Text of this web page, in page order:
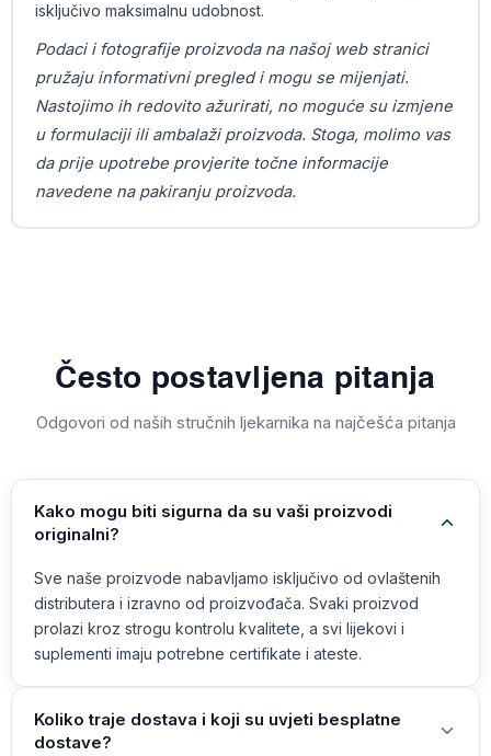
isključivo maksimalnu udobnost.
Podaci i fotografije proizvoda na našoj web stranici
pružaju informativni pregled i mogu se mijenjati.
Nastojimo ih redovito ažurirati, no moguće su izmjene
u formulaciji ili ambalaži proizvoda. Stoga, molimo vas
da prije upotrebe provjerite točne informacije
navedene na pakiranju proizvoda.
Često postavljena pitanja
Odgovori od naših stručnih ljekarnika na najčešća pitanja
Kako mogu biti sigurna da su vaši proizvodi
originalni?
Sve naše proizvode nabavljamo isključivo od ovlaštenih
distributera i izravno od proizvođača. Svaki proizvod
prolazi kroz strogu kontrolu kvalitete, a svi lijekovi i
suplementi imaju potrebne certifikate i ateste.
Koliko traje dostava i koji su uvjeti besplatne
dostave?